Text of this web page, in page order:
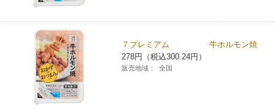
スポーツ振興くじ
行政サービス
レジでApple Accountにチャージ
オンラインフォトサービス
セブン‐イレブンの海外事業
データで見るセブン‐イレブン
サステナビリティレポート
報告書ライブラリー
English (Services)
中文[繁體字](服務)
简体中文(服务)
한국어(서비스)
ภาษาไทย(บริการ)
７プレミアム 牛ホルモン焼
278円（税込300.24円）
販売地域： 全国